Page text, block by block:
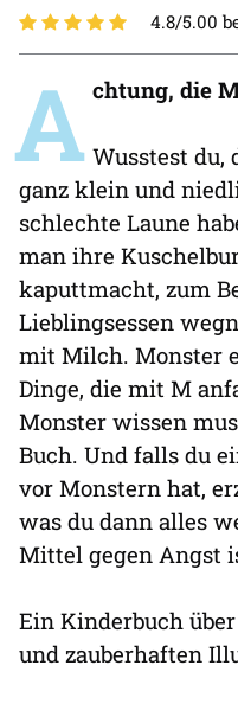
4.8/5.00
A chtung, die
Wusstest du,
ganz klein und
schlechte Laune
man ihre
kaputtmacht, zum
Lieblingsessen
mit Milch. Monster
Dinge, die mit M
Monster wissen
Buch. Und falls du
vor Monstern hat,
was du dann alles
Mittel gegen Angst
Ein Kinderbuch
und zauberhaften